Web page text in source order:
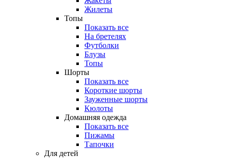
Жилеты
Топы
Показать все
На бретелях
Футболки
Блузы
Топы
Шорты
Показать все
Короткие шорты
Зауженные шорты
Кюлоты
Домашняя одежда
Показать все
Пижамы
Тапочки
Для детей